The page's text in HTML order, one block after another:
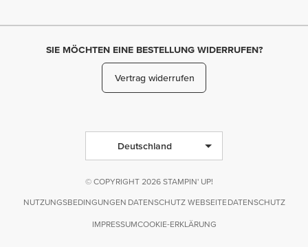
SIE MÖCHTEN EINE BESTELLUNG WIDERRUFEN?
Vertrag widerrufen
Deutschland
© COPYRIGHT 2026 STAMPIN' UP!
NUTZUNGSBEDINGUNGEN DATENSCHUTZ WEBSEITE DATENSCHUTZ
IMPRESSUMCOOKIE-ERKLÄRUNG